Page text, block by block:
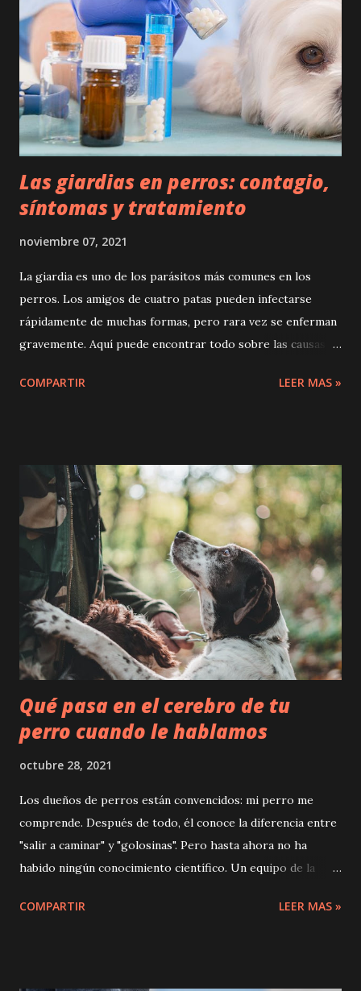
Las giardias en perros: contagio,
síntomas y tratamiento
noviembre 07, 2021
La giardia es uno de los parásitos más comunes en los
perros. Los amigos de cuatro patas pueden infectarse
rápidamente de muchas formas, pero rara vez se enferman
gravemente. Aquí puede encontrar todo sobre las causas,
auxilios para Giardia. ¿Qué son las Giardias? Giardia
entre los parásitos más comunes del mundo y afectan tanto
a perros como a gatos, conejos y chinchillas de todas las
edades. Los patógenos se adhieren a la pared intestinal del
intestino delgado, donde interrumpen los procesos
digestivos regulares de los animales. Sin embargo, como
enfermedad real, los parásitos suelen aparecer en
cachorros o perros jóvenes menores de un año o en
animales con enfermedades crónicas previas. La infección
por Giardia en perros se conoce como giardiosi...
COMPARTIR LEER MAS »
Qué pasa en el cerebro de tu
perro cuando le hablamos
octubre 28, 2021
Los dueños de perros están convencidos: mi perro me
comprende. Después de todo, él conoce la diferencia entre
"salir a caminar" y "golosinas". Pero hasta ahora no ha
habido ningún conocimiento científico. Un equipo de la
(Georgia / EE. UU.), Quería cambiar eso, y miró a los
COMPARTIR LEER MAS »